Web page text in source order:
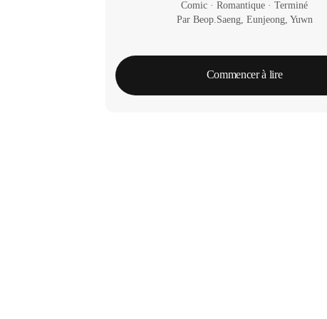
Comic · Romantique · Terminé
Par Beop.Saeng, Eunjeong, Yuwn
Commencer à lire